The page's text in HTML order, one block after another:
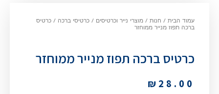
עמוד הבית / חנות / מוצרי נייר וכרטיסים / כרטיסי ברכה / כרטיס
ברכה תפוז מנייר ממוחזר
כרטיס ברכה תפוז מנייר ממוחזר
₪ 28.00